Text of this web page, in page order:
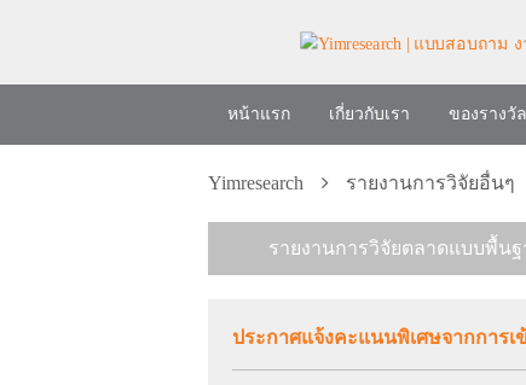
หน้าแรก เกี่ยวกับเรา ของรางวัล
Yimresearch รายงานการวิจัยอื่นๆ
รายงานการวิจัยตลาดแบบพื้น
ประกาศแจ้งคะแนนพิเศษจากการเ